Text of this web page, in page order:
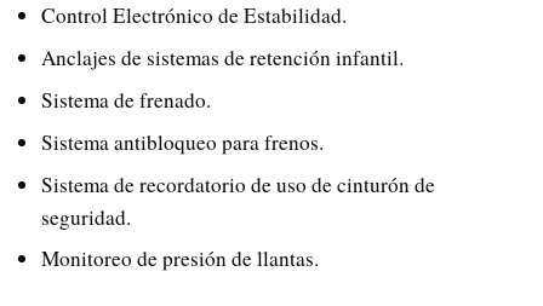
Control Electrónico de Estabilidad.
Anclajes de sistemas de retención infantil.
Sistema de frenado.
Sistema antibloqueo para frenos.
Sistema de recordatorio de uso de cinturón de
seguridad.
Monitoreo de presión de llantas.